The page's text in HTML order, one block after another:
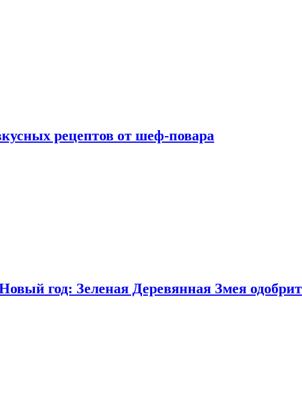
рецептов от шеф-повара
год: Зеленая Деревянная Змея одобрит